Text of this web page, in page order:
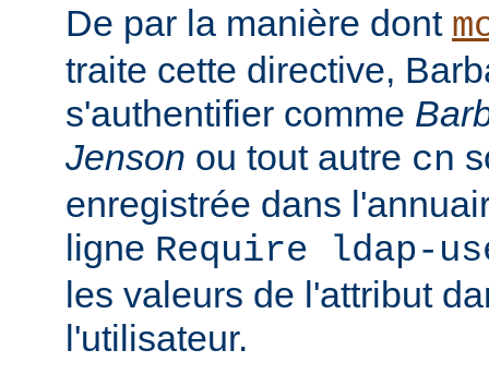
De par la manière dont
traite cette directive,
s'authentifier comme
Jenson ou tout autre cn
enregistrée dans
ligne Require ldap-
les valeurs de l'attribut
l'utilisateur.